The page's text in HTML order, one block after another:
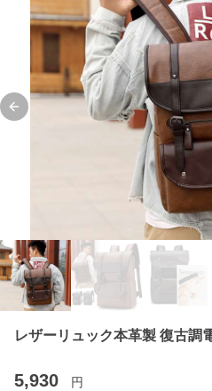
Previous slide
レザーリュック本革製 復古調
5,930 円